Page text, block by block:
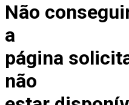
Não
a
página
não